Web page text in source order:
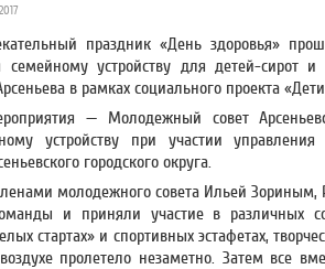
праздник «День здоровья»
семейному устройству для детей-сирот
в рамках социального проекта
— Молодежный совет
устройству при участии
городского округа.
молодежного совета Ильей
и приняли участие в различных
стартах» и спортивных эстафетах,
пролетело незаметно. Затем все